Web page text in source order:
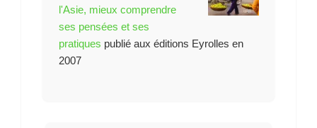
l'Asie, mieux comprendre
ses pensées et ses
pratiques publié aux éditions Eyrolles en
2007